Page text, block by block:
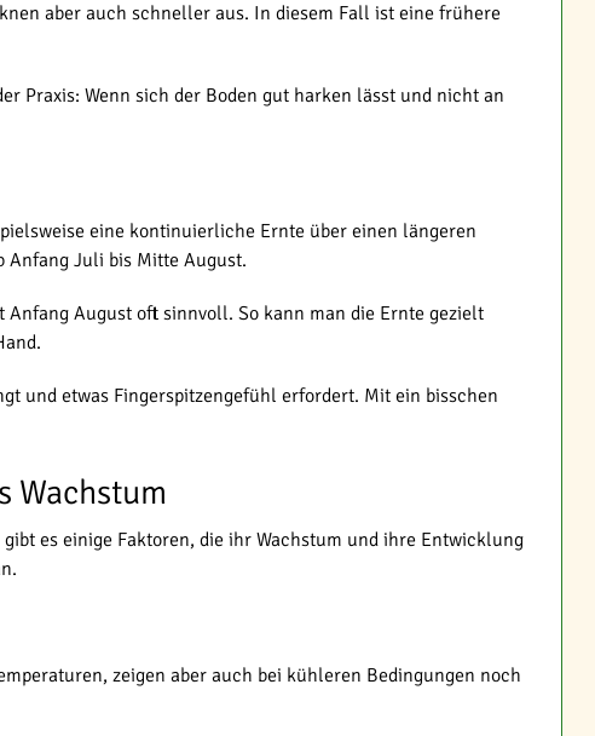
aber auch schneller aus. In diesem Fall ist eine frühere
Praxis: Wenn sich der Boden gut harken lässt und nicht an
eine kontinuierliche Ernte über einen längeren
Anfang Juli bis Mitte August.
August oft sinnvoll. So kann man die Ernte gezielt
und etwas Fingerspitzengefühl erfordert. Mit ein bisschen
Wachstum
es einige Faktoren, die ihr Wachstum und ihre Entwicklung
zeigen aber auch bei kühleren Bedingungen noch